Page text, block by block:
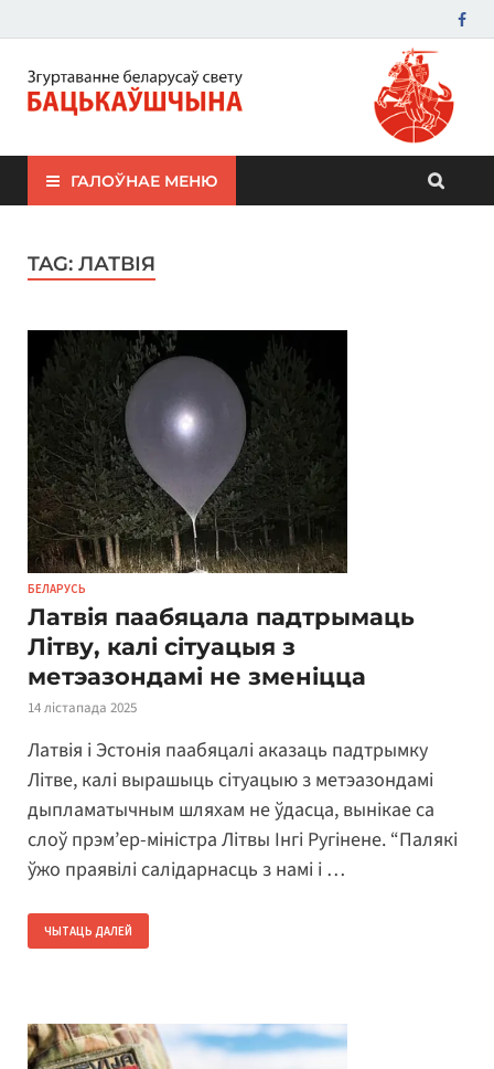
ЗБС "Бацькаўшчына"
ГАЛОЎНАЕ МЕНЮ
TAG: ЛАТВІЯ
БЕЛАРУСЬ
Латвія паабяцала падтрымаць
Літву, калі сітуацыя з
метэазондамі не зменіцца
14 лістапада 2025
Латвія і Эстонія паабяцалі аказаць падтрымку
Літве, калі вырашыць сітуацыю з метэазондамі
дыпламатычным шляхам не ўдасца, вынікае са
слоў прэм’ер-міністра Літвы Інгі Ругінене. “Палякі
ўжо праявілі салідарнасць з намі і …
ЧЫТАЦЬ ДАЛЕЙ